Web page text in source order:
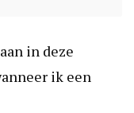
in deze
ik een